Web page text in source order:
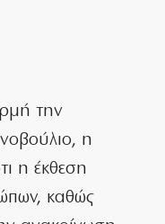
την
η
η έκθεση
καθώς